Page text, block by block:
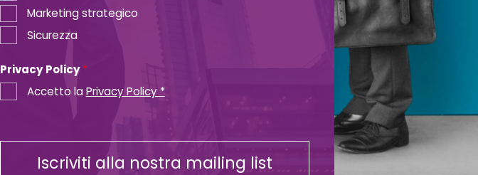
Marketing strategico
Sicurezza
Privacy Policy*
Accetto laPrivacy Policy *
Iscriviti alla nostra mailing list